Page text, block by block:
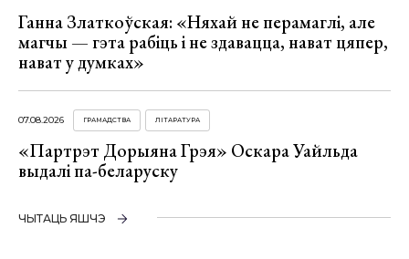
Ганна Златкоўская: «Няхай не перамаглі, але
магчы — гэта рабіць і не здавацца, нават цяпер,
нават у думках»
07.08.2026 ГРАМАДСТВА ЛІТАРАТУРА
«Партрэт Дорыяна Грэя» Оскара Уайльда
выдалі па-беларуску
ЧЫТАЦЬ ЯШЧЭ